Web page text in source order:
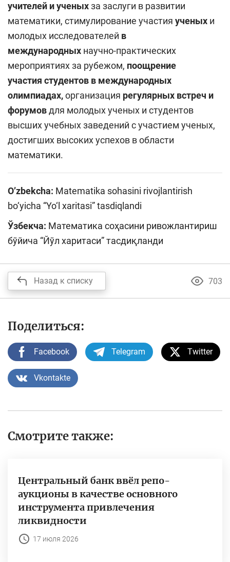
учителей и ученыхза заслуги в развитии
математики, стимулирование участия ученых и
молодых исследователей в
международных научно-практических
мероприятиях за рубежом, поощрение
участия студентов в международных
олимпиадах,организация регулярных встреч и
форумовдля молодых ученых и студентов
высших учебных заведений с участием ученых,
достигших высоких успехов в области
математики.
O’zbekcha: Matematika sohasini rivojlantirish
bo‘yicha “Yo‘l xaritasi” tasdiqlandi
Ўзбекча: Математика соҳасини ривожлантириш
бўйича “Йўл харитаси” тасдиқланди
Назад к списку 703
Поделиться:
Facebook Telegram Twitter
Vkontakte
Смотрите также:
Центральный банк ввёл репо-
аукционы в качестве основного
инструмента привлечения
ликвидности
17 июля 2026